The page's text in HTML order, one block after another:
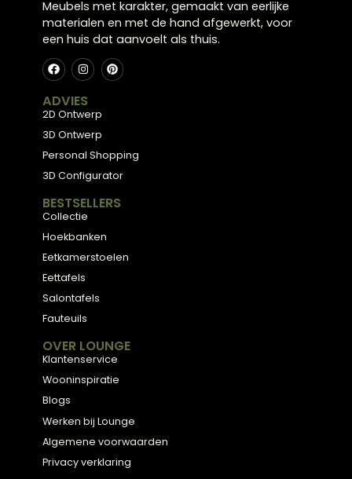
en unieke uitstraling.
Welke maat dienblad past het beste bij een
standaard salontafel?
dienblad van 40-50 cm breed ideaal – dit laat
ruimte voor andere items. Bij ronde salontafels kies je
een rond dienblad van maximaal 1/3 van de
Te grote dienbladen domineren de tafel, te kleine
verdwijnen visueel.
Kunnen dienbladen met
zonder stroom gebruikt worden?
Ja, dienbladen met verwarmingselementen
gewoon als normale dienbladen zonder stroom
aangesloten te hebben. De verwarmingsfunctie is een
extra feature die je naar keuze gebruikt. Ze hebben
meestal een oplaadbare batterij voor draadloos
of kunnen direct op het lichtnet aangesloten worden
wanneer je de verwarmingsfunctie wilt gebruiken.
Hoe voorkom je dat glazen en servies glijden op
gladde dienbladen?